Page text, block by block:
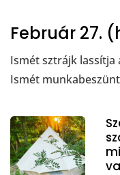
Február 27.
Ismét sztrájk lassítja
Ismét